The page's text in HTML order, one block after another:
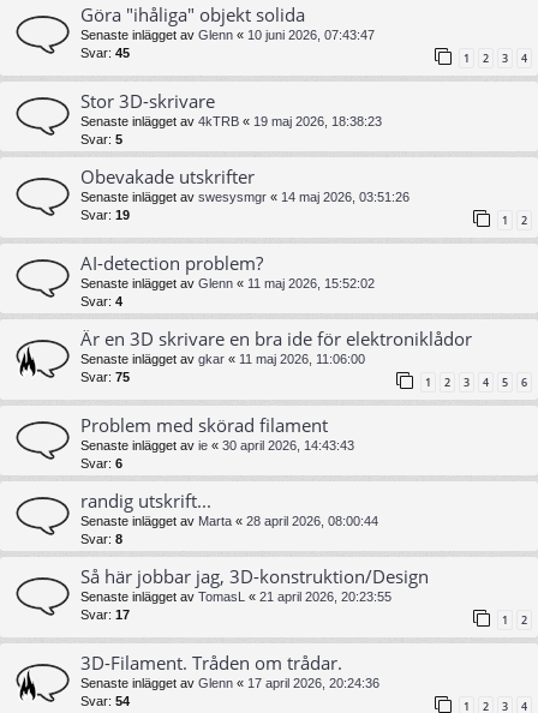
Göra "ihåliga" objekt solida
Senaste inlägget av Glenn « 10 juni 2026, 07:43:47
Svar: 45 1 2 3 4
Stor 3D-skrivare
Senaste inlägget av 4kTRB « 19 maj 2026, 18:38:23
Svar: 5
Obevakade utskrifter
Senaste inlägget av swesysmgr « 14 maj 2026, 03:51:26
Svar: 19 1 2
AI-detection problem?
Senaste inlägget av Glenn « 11 maj 2026, 15:52:02
Svar: 4
Är en 3D skrivare en bra ide för elektroniklådor
Senaste inlägget av gkar « 11 maj 2026, 11:06:00
Svar: 75 1 2 3 4 5 6
Problem med skörad filament
Senaste inlägget av ie « 30 april 2026, 14:43:43
Svar: 6
randig utskrift...
Senaste inlägget av Marta « 28 april 2026, 08:00:44
Svar: 8
Så här jobbar jag, 3D-konstruktion/Design
Senaste inlägget av TomasL « 21 april 2026, 20:23:55
Svar: 17 1 2
3D-Filament. Tråden om trådar.
Senaste inlägget av Glenn « 17 april 2026, 20:24:36
Svar: 54 1 2 3 4